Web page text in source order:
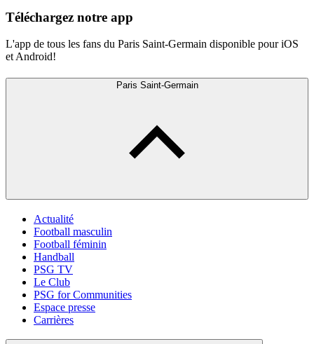
Téléchargez notre app
L'app de tous les fans du Paris Saint-Germain disponible pour iOS
et Android!
Paris Saint-Germain
Actualité
Football masculin
Football féminin
Handball
PSG TV
Le Club
PSG for Communities
Espace presse
Carrières